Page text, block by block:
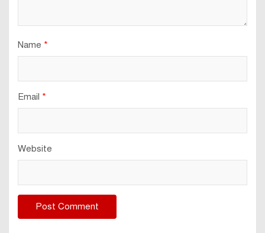
Name *
Email *
Website